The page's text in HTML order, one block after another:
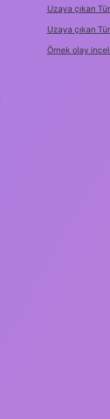
Uzaya çıkan
Uzaya çıkan
Örnek olay